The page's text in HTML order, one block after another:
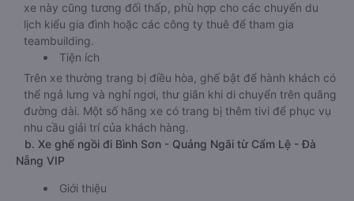
xe này cũng tương đối thấp, phù hợp cho các chuyến du
lịch kiểu gia đình hoặc các công ty thuê để tham gia
teambuilding.
Tiện ích
Trên xe thường trang bị điều hòa, ghế bật để hành khách có
thể ngả lưng và nghỉ ngơi, thư giãn khi di chuyển trên quãng
đường dài. Một số hãng xe có trang bị thêm tivi để phục vụ
nhu cầu giải trí của khách hàng.
b. Xe ghế ngồi đi Bình Sơn - Quảng Ngãi từ Cẩm Lệ - Đà
Nẵng VIP
Giới thiệu